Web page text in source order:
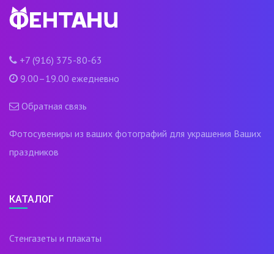
+7 (916) 375-80-63
9.00–19.00 ежедневно
Обратная связь
Фотосувениры из ваших фотографий для украшения Ваших
праздников
КАТАЛОГ
Стенгазеты и плакаты